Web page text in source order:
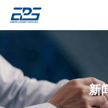
术
电
源
发
新